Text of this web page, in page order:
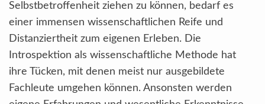
Selbstbetroffenheit ziehen zu können, bedarf es
einer immensen wissenschaftlichen Reife und
Distanziertheit zum eigenen Erleben. Die
Introspektion als wissenschaftliche Methode hat
ihre Tücken, mit denen meist nur ausgebildete
Fachleute umgehen können. Ansonsten werden